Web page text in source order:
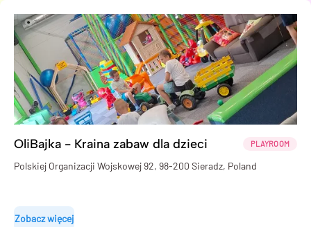
OliBajka - Kraina zabaw dla dzieci PLAYROOM
Polskiej Organizacji Wojskowej 92, 98-200 Sieradz, Poland
Zobacz więcej